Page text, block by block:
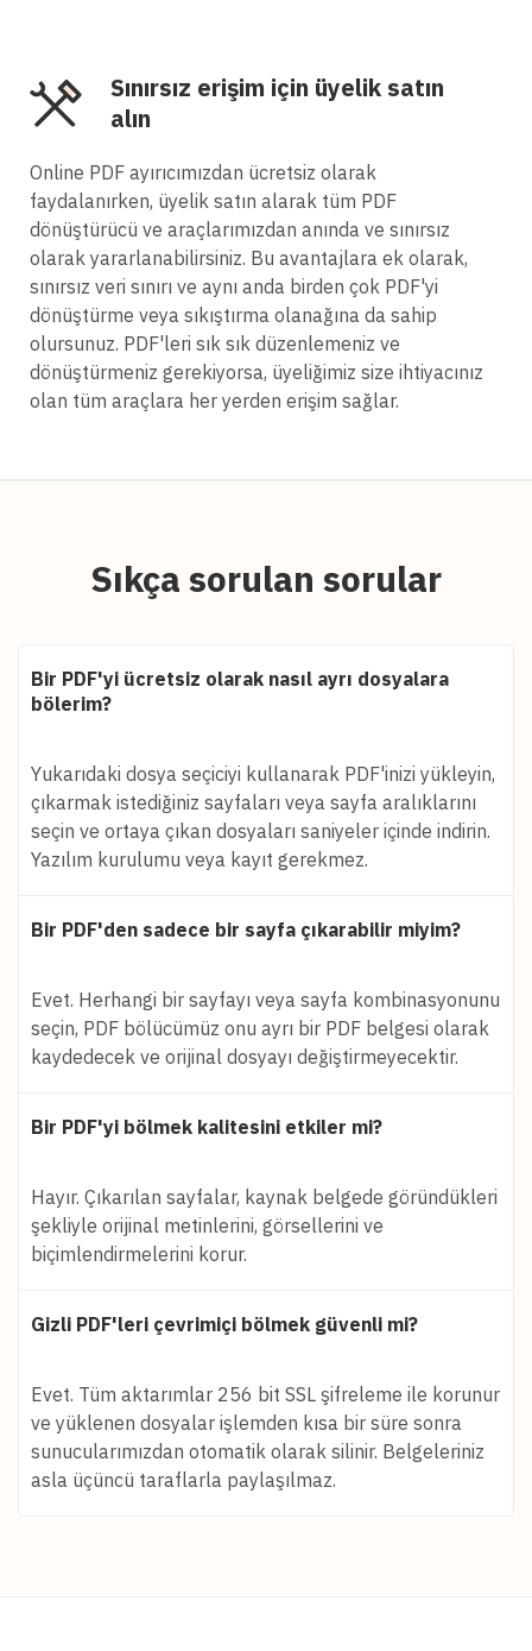
Sınırsız erişim için üyelik satın
alın
Online PDF ayırıcımızdan ücretsiz olarak
faydalanırken, üyelik satın alarak tüm PDF
dönüştürücü ve araçlarımızdan anında ve sınırsız
olarak yararlanabilirsiniz. Bu avantajlara ek olarak,
sınırsız veri sınırı ve aynı anda birden çok PDF'yi
dönüştürme veya sıkıştırma olanağına da sahip
olursunuz. PDF'leri sık sık düzenlemeniz ve
dönüştürmeniz gerekiyorsa, üyeliğimiz size ihtiyacınız
olan tüm araçlara her yerden erişim sağlar.
Sıkça sorulan sorular
Bir PDF'yi ücretsiz olarak nasıl ayrı dosyalara
bölerim?
Yukarıdaki dosya seçiciyi kullanarak PDF'inizi yükleyin,
çıkarmak istediğiniz sayfaları veya sayfa aralıklarını
seçin ve ortaya çıkan dosyaları saniyeler içinde indirin.
Yazılım kurulumu veya kayıt gerekmez.
Bir PDF'den sadece bir sayfa çıkarabilir miyim?
Evet. Herhangi bir sayfayı veya sayfa kombinasyonunu
seçin, PDF bölücümüz onu ayrı bir PDF belgesi olarak
kaydedecek ve orijinal dosyayı değiştirmeyecektir.
Bir PDF'yi bölmek kalitesini etkiler mi?
Hayır. Çıkarılan sayfalar, kaynak belgede göründükleri
şekliyle orijinal metinlerini, görsellerini ve
biçimlendirmelerini korur.
Gizli PDF'leri çevrimiçi bölmek güvenli mi?
Evet. Tüm aktarımlar 256 bit SSL şifreleme ile korunur
ve yüklenen dosyalar işlemden kısa bir süre sonra
sunucularımızdan otomatik olarak silinir. Belgeleriniz
asla üçüncü taraflarla paylaşılmaz.